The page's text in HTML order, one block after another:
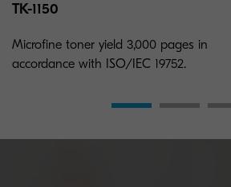
TK-1150
Microfine toner yield 3,000 pages in
accordance with ISO/IEC 19752.